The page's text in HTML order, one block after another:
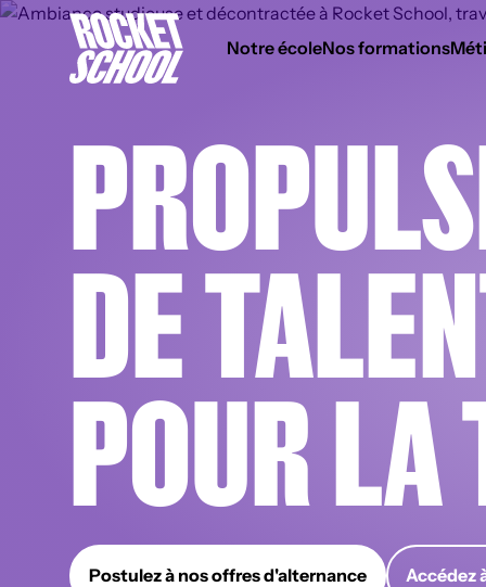
Notre écoleNos formations
DE
POUR LA
Postulez à nos offres d'alternance Accédez
Panneau de gestion des cookies